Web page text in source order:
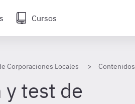
Cursos
Corporaciones Locales Contenidos
test de